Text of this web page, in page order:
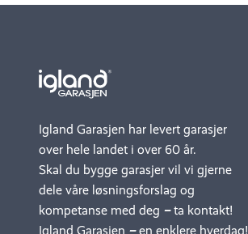
Igland Garasjen har levert garasjer
over hele landet i over 60 år.
Skal du bygge garasjer vil vi gjerne
dele våre løsningsforslag og
kompetanse med deg –ta kontakt!
Igland Garasjen –en enklere hverdag!